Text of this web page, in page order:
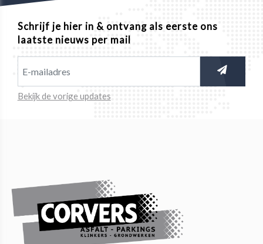
Schrijf je hier in & ontvang als eerste ons
laatste nieuws per mail
Bekijk de vorige updates